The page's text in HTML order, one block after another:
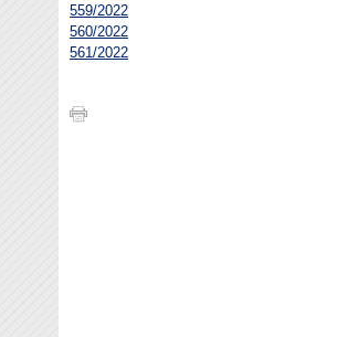
559/2022
560/2022
561/2022